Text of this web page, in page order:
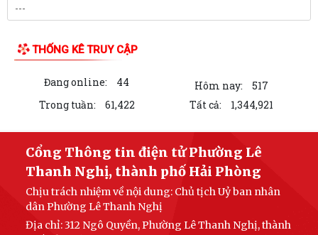
LIÊN KẾT WEB SITE